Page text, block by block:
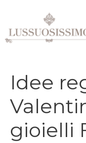
contenuto
Idee
gioielli